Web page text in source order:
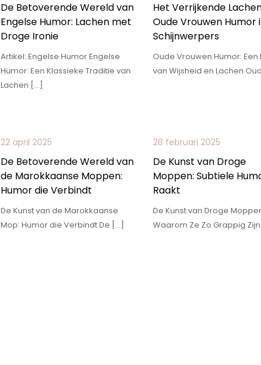
De Betoverende Wereld van
Engelse Humor: Lachen met
Droge Ironie
Artikel: Engelse Humor Engelse
Humor: Een Klassieke Traditie van
Lachen […]
Het Verrijkende
Oude Vrouwen Humor
Schijnwerpers
Oude Vrouwen Humor: Een
van Wijsheid en Lachen
22 april 2025
De Betoverende Wereld van
de Marokkaanse Moppen:
Humor die Verbindt
De Kunst van de Marokkaanse
Mop: Humor die Verbindt De […]
28 februari 2025
De Kunst van Droge
Moppen: Subtiele
Raakt
De Kunst van Droge
Waarom Ze Zo Grappig